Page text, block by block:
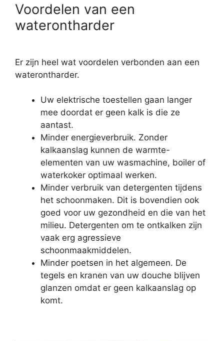
Voordelen van een
waterontharder
Er zijn heel wat voordelen verbonden aan een
waterontharder.
Uw elektrische toestellen gaan langer
mee doordat er geen kalk is die ze
aantast.
Minder energieverbruik. Zonder
kalkaanslag kunnen de warmte-
elementen van uw wasmachine, boiler of
waterkoker optimaal werken.
Minder verbruik van detergenten tijdens
het schoonmaken. Dit is bovendien ook
goed voor uw gezondheid en die van het
milieu. Detergenten om te ontkalken zijn
vaak erg agressieve
schoonmaakmiddelen.
Minder poetsen in het algemeen. De
tegels en kranen van uw douche blijven
glanzen omdat er geen kalkaanslag op
komt.